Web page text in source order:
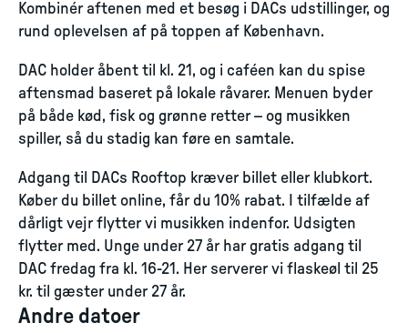
Kombinér aftenen med et besøg i DACs udstillinger, og
rund oplevelsen af på toppen af København.
DAC holder åbent til kl. 21, og i caféen kan du spise
aftensmad baseret på lokale råvarer. Menuen byder
på både kød, fisk og grønne retter – og musikken
spiller, så du stadig kan føre en samtale.
Adgang til DACs Rooftop kræver billet eller klubkort.
Køber du billet online, får du 10% rabat. I tilfælde af
dårligt vejr flytter vi musikken indenfor. Udsigten
flytter med. Unge under 27 år har gratis adgang til
DAC fredag fra kl. 16-21. Her serverer vi flaskeøl til 25
kr. til gæster under 27 år.
Andre datoer